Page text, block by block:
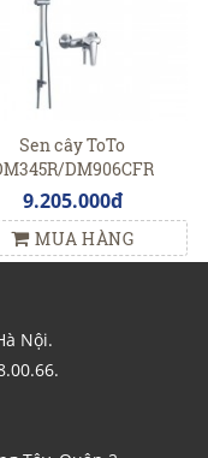
Sen cây ToTo
DM906CFR
9.205.000đ
MUA HÀNG
Nội.